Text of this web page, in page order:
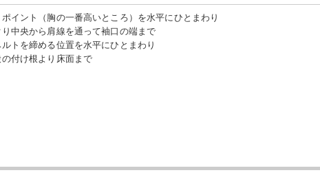
イント（胸の一番高いところ）を水平にひとまわり
中央から肩線を通って袖口の端まで
トを締める位置を水平にひとまわり
付け根より床面まで